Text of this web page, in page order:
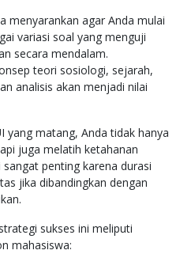
menyarankan agar Anda mulai
variasi soal yang menguji
secara mendalam.
teori sosiologi, sejarah,
analisis akan menjadi nilai
yang matang, Anda tidak hanya
juga melatih ketahanan
penting karena durasi
jika dibandingkan dengan
sukses ini meliputi
mahasiswa: